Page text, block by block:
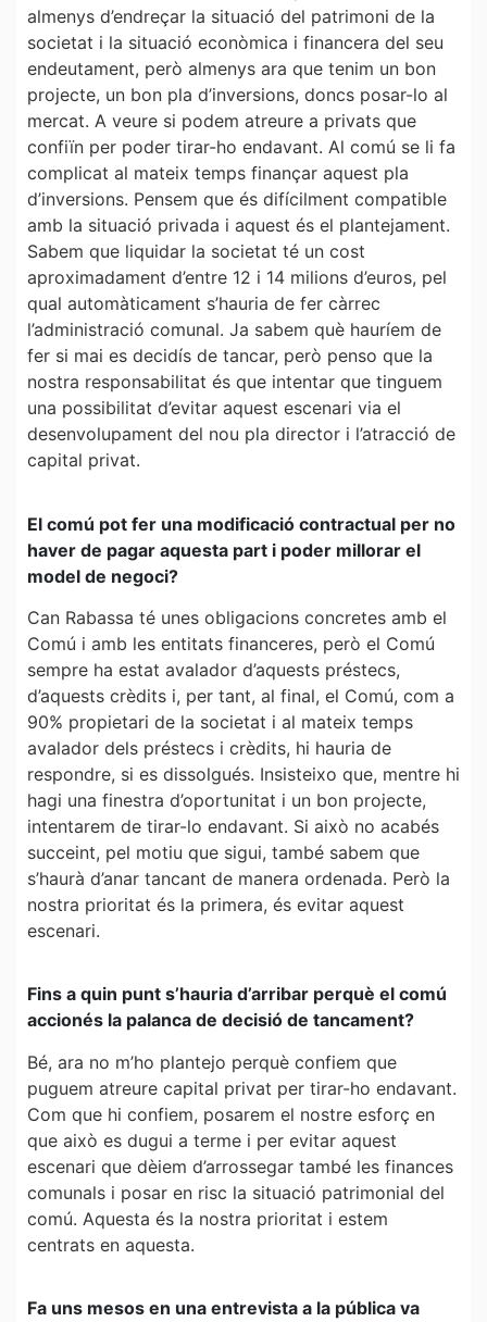
almenys d’endreçar la situació del patrimoni de la
societat i la situació econòmica i financera del seu
endeutament, però almenys ara que tenim un bon
projecte, un bon pla d’inversions, doncs posar-lo al
mercat. A veure si podem atreure a privats que
confiïn per poder tirar-ho endavant. Al comú se li fa
complicat al mateix temps finançar aquest pla
d’inversions. Pensem que és difícilment compatible
amb la situació privada i aquest és el plantejament.
Sabem que liquidar la societat té un cost
aproximadament d’entre 12 i 14 milions d’euros, pel
qual automàticament s’hauria de fer càrrec
l’administració comunal. Ja sabem què hauríem de
fer si mai es decidís de tancar, però penso que la
nostra responsabilitat és que intentar que tinguem
una possibilitat d’evitar aquest escenari via el
desenvolupament del nou pla director i l’atracció de
capital privat.
El comú pot fer una modificació contractual per no
haver de pagar aquesta part i poder millorar el
model de negoci?
Can Rabassa té unes obligacions concretes amb el
Comú i amb les entitats financeres, però el Comú
sempre ha estat avalador d’aquests préstecs,
d’aquests crèdits i, per tant, al final, el Comú, com a
90% propietari de la societat i al mateix temps
avalador dels préstecs i crèdits, hi hauria de
respondre, si es dissolgués. Insisteixo que, mentre hi
hagi una finestra d’oportunitat i un bon projecte,
intentarem de tirar-lo endavant. Si això no acabés
succeint, pel motiu que sigui, també sabem que
s’haurà d’anar tancant de manera ordenada. Però la
nostra prioritat és la primera, és evitar aquest
escenari.
Fins a quin punt s’hauria d’arribar perquè el comú
accionés la palanca de decisió de tancament?
Bé, ara no m’ho plantejo perquè confiem que
puguem atreure capital privat per tirar-ho endavant.
Com que hi confiem, posarem el nostre esforç en
que això es dugui a terme i per evitar aquest
escenari que dèiem d’arrossegar també les finances
comunals i posar en risc la situació patrimonial del
comú. Aquesta és la nostra prioritat i estem
centrats en aquesta.
Fa uns mesos en una entrevista a la pública va